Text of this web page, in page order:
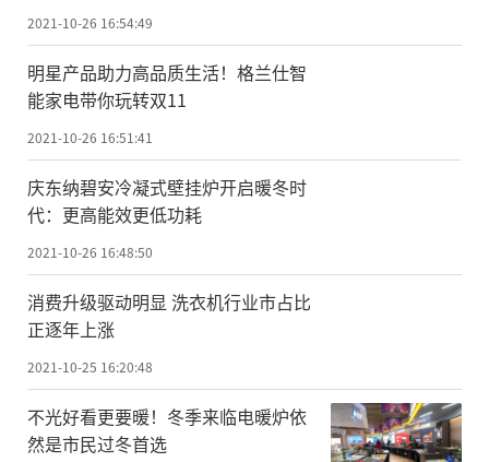
2021-10-26 16:54:49
明星产品助力高品质生活！格兰仕智
能家电带你玩转双11
2021-10-26 16:51:41
庆东纳碧安冷凝式壁挂炉开启暖冬时
代：更高能效更低功耗
2021-10-26 16:48:50
消费升级驱动明显 洗衣机行业市占比
正逐年上涨
2021-10-25 16:20:48
不光好看更要暖！冬季来临电暖炉依
然是市民过冬首选